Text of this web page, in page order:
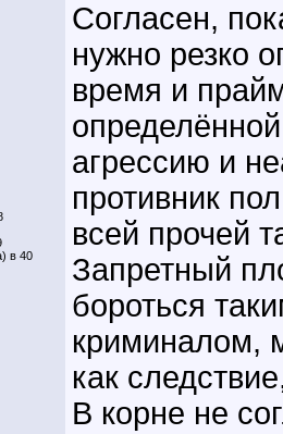
в 40
Согласен,
нужно резко
время и
агрессию и
противник
всей прочей
Запретный
бороться
криминалом,
как
В корне не